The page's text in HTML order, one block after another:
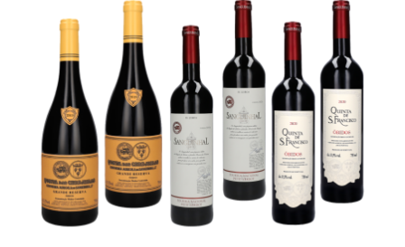
Família
Família